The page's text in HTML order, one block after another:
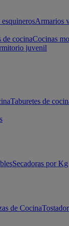
Armarios
de cocinaCocinas
juvenil
Taburetes de
Secadoras por Kg
de Cocina